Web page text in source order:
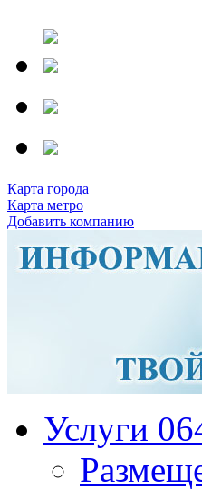
Карта города
Карта метро
Добавить компанию
Услуги